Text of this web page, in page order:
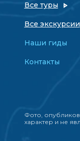
Все туры
Все экскурсии
Наши гиды
Контакты
Фото,
характер и не